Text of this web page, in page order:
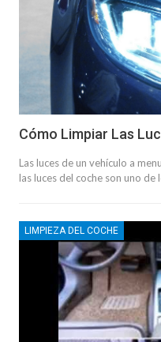
Cómo Limpiar Las
Las luces de un vehículo a
las luces del coche son uno
LIMPIEZA DEL COCHE